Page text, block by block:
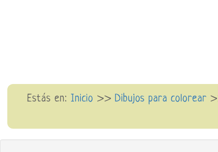
Estás en: Inicio >> Dibujos para colorear